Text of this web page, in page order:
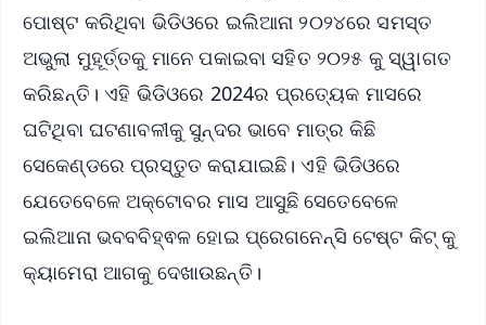
ପୋଷ୍ଟ କରିଥିବା ଭିଡିଓରେ ଇଲିଆନା ୨୦୨୪ରେ ସମସ୍ତ
ଅଭୁଲା ମୁହୂର୍ତ୍ତକୁ ମାନେ ପକାଇବା ସହିତ ୨୦୨୫ କୁ ସ୍ୱାଗତ
କରିଛନ୍ତି। ଏହି ଭିଡିଓରେ 2024ର ପ୍ରତ୍ୟେକ ମାସରେ
ଘଟିଥିବା ଘଟଣାବଳୀକୁ ସୁନ୍ଦର ଭାବେ ମାତ୍ର କିଛି
ସେକେଣ୍ଡରେ ପ୍ରସ୍ତୁତ କରାଯାଇଛି। ଏହି ଭିଡିଓରେ
ଯେତେବେଳେ ଅକ୍ଟୋବର ମାସ ଆସୁଛି ସେତେବେଳେ
ଇଲିଆନା ଭବବବିହ୍ଵଳ ହୋଇ ପ୍ରେଗନେନ୍ସି ଟେଷ୍ଟ କିଟ୍ କୁ
କ୍ୟାମେରା ଆଗକୁ ଦେଖାଉଛନ୍ତି।